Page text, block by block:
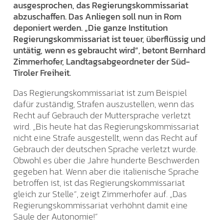
ausgesprochen, das Regierungskommissariat
abzuschaffen. Das Anliegen soll nun in Rom
deponiert werden. „Die ganze Institution
Regierungskommissariat ist teuer, überflüssig und
untätig, wenn es gebraucht wird“, betont Bernhard
Zimmerhofer, Landtagsabgeordneter der Süd-
Tiroler Freiheit.
Das Regierungskommissariat ist zum Beispiel
dafür zuständig, Strafen auszustellen, wenn das
Recht auf Gebrauch der Muttersprache verletzt
wird. „Bis heute hat das Regierungskommissariat
nicht eine Strafe ausgestellt, wenn das Recht auf
Gebrauch der deutschen Sprache verletzt wurde.
Obwohl es über die Jahre hunderte Beschwerden
gegeben hat. Wenn aber die italienische Sprache
betroffen ist, ist das Regierungskommissariat
gleich zur Stelle“, zeigt Zimmerhofer auf. „Das
Regierungskommissariat verhöhnt damit eine
Säule der Autonomie!“